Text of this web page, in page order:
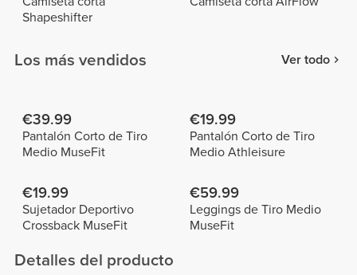
Shapeshifter
Los más vendidos Ver todo
€39.99
Pantalón Corto de Tiro
Medio MuseFit
€19.99
Pantalón Corto de Tiro
Medio Athleisure
€19.99
Sujetador Deportivo
Crossback MuseFit
€59.99
Leggings de Tiro Medio
MuseFit
Detalles del producto